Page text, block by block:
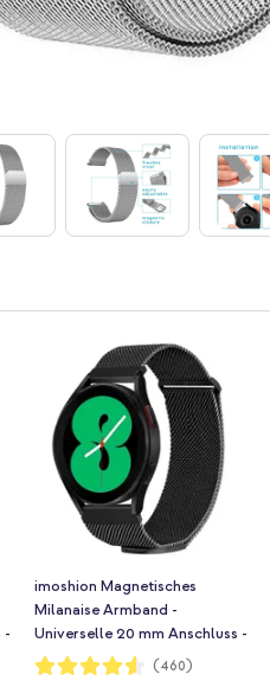
-
imoshion Magnetisches
Milanaise Armband -
Universelle 20 mm Anschluss -
Größe M - Schwarz
Bewertung:
(460)